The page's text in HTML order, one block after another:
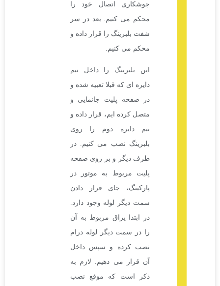
جوشکاری اتصال خود را
محکم می کنیم. بعد در سر
شفت بلبرینگ را قرار داده و
این بلبرینگ را داخل نیم
دایره ای که قبلا تعبیه شده و
در صفحه پلیت جانمایی و
متصل کرده ایم، قرار داده و
نیم دایره دوم را روی
بلبرینگ نصب می کنیم. در
طرف دیگر و بر روی صفحه
پلیت مربوط به موتور در
پارکینگ، جای قرار دادن
سمت دیگر لوله وجود دارد.
در ابتدا یراق مربوط به آن
را در سمت دیگر لوله درام
نصب کرده و سپس داخل
آن قرار می دهیم. لازم به
ذکر است که موقع نصب